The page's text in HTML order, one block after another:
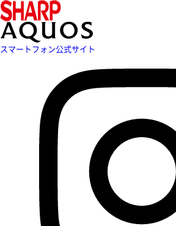
スマートフォン公式サイト